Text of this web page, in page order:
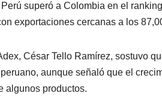
superó a Colombia en el
exportaciones cercanas a los
César Tello Ramírez, sostuvo
aunque señaló que el
algunos productos.